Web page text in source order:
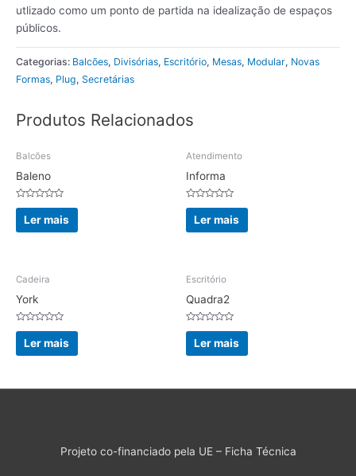
utlizado como um ponto de partida na idealização de espaços
públicos.
Categorias: Balcões, Divisórias, Escritório, Mesas, Modular, Novas
Formas, Plug, Secretárias
Produtos Relacionados
Balcões
Baleno
Avaliação
de
5
Ler mais
Atendimento
Informa
Avaliação
de
5
Ler mais
Cadeira
York
Avaliação
de
5
Ler mais
Escritório
Quadra2
Avaliação
de
5
Ler mais
Projeto co-financiado pela UE – Ficha Técnica